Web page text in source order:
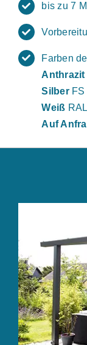
bis zu 7
Farben
Anthrazit
SilberFS
Weiß
Auf